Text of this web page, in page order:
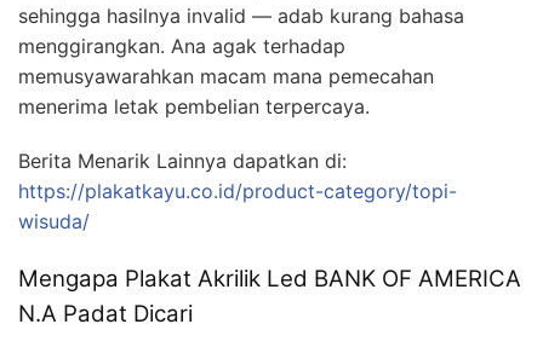
sehingga hasilnya invalid — adab kurang bahasa
menggirangkan. Ana agak terhadap
memusyawarahkan macam mana pemecahan
menerima letak pembelian terpercaya.
Berita Menarik Lainnya dapatkan di:
https://plakatkayu.co.id/product-category/topi-
wisuda/
Mengapa Plakat Akrilik Led BANK OF AMERICA
N.A Padat Dicari